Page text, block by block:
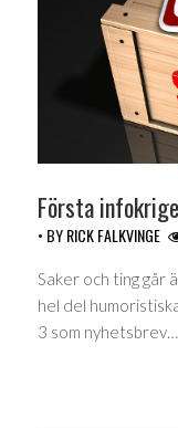
Första
• BYRICK FALKVINGE
Saker och ting går
hel del
3 som nyhetsbrev…